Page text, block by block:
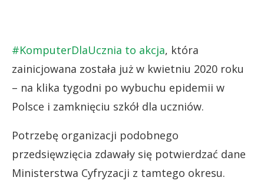
#KomputerDlaUcznia to akcja, która
zainicjowana została już w kwietniu 2020 roku
– na klika tygodni po wybuchu epidemii w
Polsce i zamknięciu szkół dla uczniów.
Potrzebę organizacji podobnego
przedsięwzięcia zdawały się potwierdzać dane
Ministerstwa Cyfryzacji z tamtego okresu.